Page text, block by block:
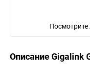
Посмотрите
Описание Gigalink